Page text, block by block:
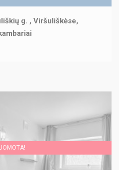
g. , Viršuliškėse,